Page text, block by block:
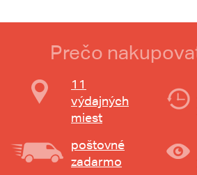
Prečo
11
výdajných
miest
poštovné
zadarmo